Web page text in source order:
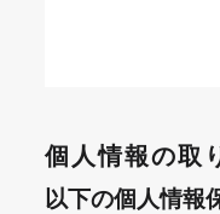
個人情報の取
以下の個人情報